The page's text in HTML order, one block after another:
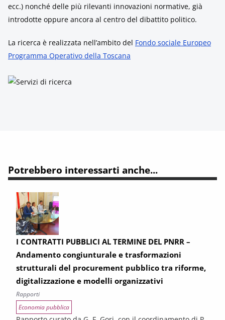
ecc.) nonché delle più rilevanti innovazioni normative, già
introdotte oppure ancora al centro del dibattito politico.
La ricerca è realizzata nell’ambito del Fondo sociale Europeo
Programma Operativo della Toscana
Potrebbero interessarti anche...
I CONTRATTI PUBBLICI AL TERMINE DEL PNRR –
Andamento congiunturale e trasformazioni
strutturali del procurement pubblico tra riforme,
digitalizzazione e modelli organizzativi
Rapporti
Economia pubblica